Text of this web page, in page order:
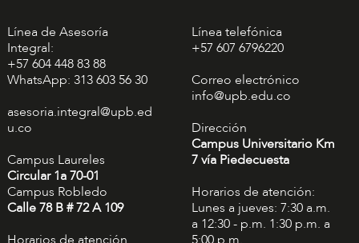
Línea de Asesoría
Integral:
+57 604 448 83 88
WhatsApp: 313 603 56 30
asesoria.integral@upb.ed
u.co
Campus Laureles
Circular 1a 70-01
Campus Robledo
Calle 78 B # 72 A 109
Horarios de atención
Línea telefónica
+57 607 6796220
Correo electrónico
info@upb.edu.co
Dirección
Campus Universitario Km
7 vía Piedecuesta
Horarios de atención:
Lunes a jueves: 7:30 a.m.
a 12:30 - p.m. 1:30 p.m. a
5:00 p.m.